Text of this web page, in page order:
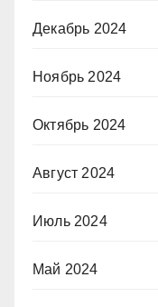
Декабрь 2024
Ноябрь 2024
Октябрь 2024
Август 2024
Июль 2024
Май 2024